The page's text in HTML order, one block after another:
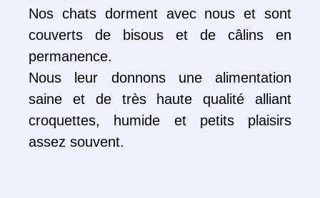
Nos chats dorment avec nous et sont
couverts de bisous et de câlins en
permanence.
Nous leur donnons une alimentation
saine et de très haute qualité alliant
croquettes, humide et petits plaisirs
assez souvent.